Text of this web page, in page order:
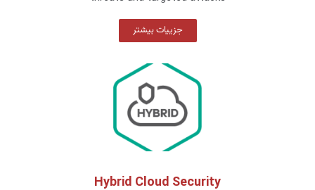
جزییات بیشتر
Hybrid Cloud Security